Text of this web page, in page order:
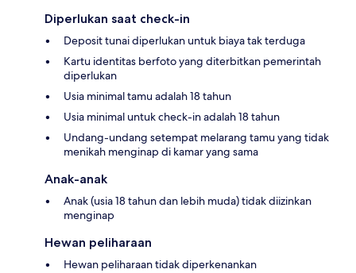
Diperlukan saat check-in
Deposit tunai diperlukan untuk biaya tak terduga
Kartu identitas berfoto yang diterbitkan pemerintah
diperlukan
Usia minimal tamu adalah 18 tahun
Usia minimal untuk check-in adalah 18 tahun
Undang-undang setempat melarang tamu yang tidak
menikah menginap di kamar yang sama
Anak-anak
Anak (usia 18 tahun dan lebih muda) tidak diizinkan
menginap
Hewan peliharaan
Hewan peliharaan tidak diperkenankan